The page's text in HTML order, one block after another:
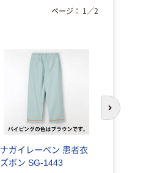
ナガイレーベン 患者衣
ズボン SG-1443
ページ： 1 ／2
次のスライド